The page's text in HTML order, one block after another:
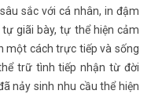
sắc với cá nhân, in đậm
giãi bày, tự thể hiện cảm
một cách trực tiếp và sống
trữ tình tiếp nhận từ đời
nảy sinh nhu cầu thể hiện